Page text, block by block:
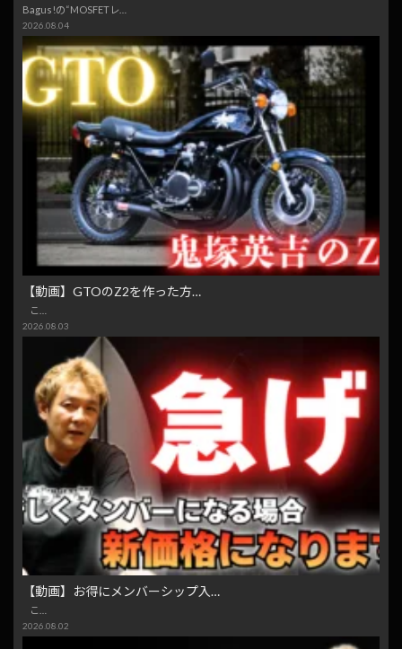
Bagus!の“MOSFETレ…
2026.08.04
【動画】GTOのZ2を作った方…
こ…
2026.08.03
【動画】お得にメンバーシップ入…
こ…
2026.08.02